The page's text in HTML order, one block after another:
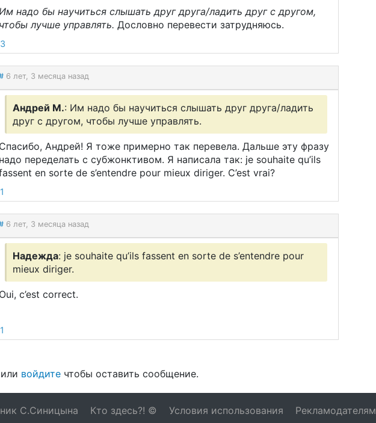
надо бы научиться слышать друг друга/ладить друг с другом,
чтобы лучше управлять. Дословно перевести затрудняюсь.
3
6 лет, 3 месяца назад
Андрей М.: Им надо бы научиться слышать друг друга/ладить
друг с другом, чтобы лучше управлять.
Спасибо, Андрей! Я тоже примерно так перевела. Дальше эту фразу
надо переделать с субжонктивом. Я написала так: je souhaite qu’ils
en sorte de s’entendre pour mieux diriger. C’est vrai?
1
6 лет, 3 месяца назад
Надежда: je souhaite qu’ils fassent en sorte de s’entendre pour
mieux diriger.
Oui, c’est correct.
1
или войдите чтобы оставить сообщение.
С.Синицына Кто здесь?! © Условия использования Рекламодателям